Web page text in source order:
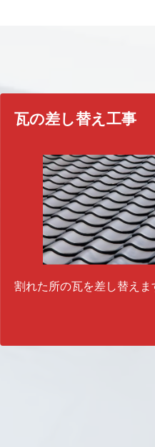
瓦の差し替え工事
割れた所の瓦を差し替えま